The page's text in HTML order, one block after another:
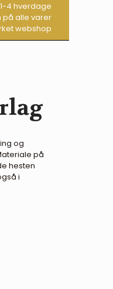
4 hverdage
på alle varer
webshop
og
på
hesten
i